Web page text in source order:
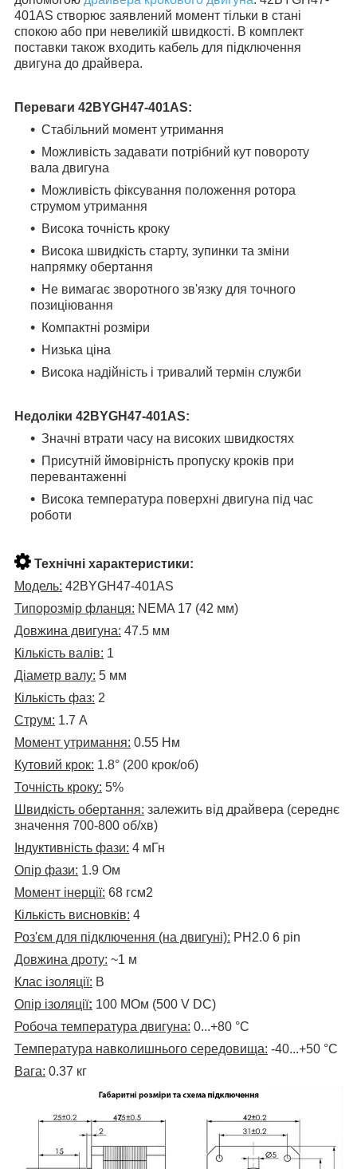
401AS створює заявлений момент тільки в стані
спокою або при невеликій швидкості. В комплект
поставки також входить кабель для підключення
двигуна до драйвера.
Переваги 42BYGH47-401AS:
Стабільний момент утримання
Можливість задавати потрібний кут повороту
вала двигуна
Можливість фіксування положення ротора
струмом утримання
Висока точність кроку
Висока швидкість старту, зупинки та зміни
напрямку обертання
Не вимагає зворотного зв'язку для точного
позиціювання
Компактні розміри
Низька ціна
Висока надійність і тривалий термін служби
Недоліки 42BYGH47-401AS:
Значні втрати часу на високих швидкостях
Присутній ймовірність пропуску кроків при
перевантаженні
Висока температура поверхні двигуна під час
роботи
Технічні характеристики:
Модель: 42BYGH47-401AS
Типорозмір фланця: NEMA 17 (42 мм)
Довжина двигуна: 47.5 мм
Кількість валів: 1
Діаметр валу: 5 мм
Кількість фаз: 2
Струм: 1.7 А
Момент утримання: 0.55 Нм
Кутовий крок: 1.8° (200 крок/об)
Точність кроку: 5%
Швидкість обертання: залежить від драйвера (середнє
значення 700-800 об/хв)
Індуктивність фази: 4 мГн
Опір фази: 1.9 Ом
Момент інерції: 68 гсм2
Кількість висновків: 4
Роз'єм для підключення (на двигуні): PH2.0 6 pin
Довжина дроту: ~1 м
Клас ізоляції: В
Опір ізоляції: 100 МОм (500 V DC)
Робоча температура двигуна: 0...+80 °C
Температура навколишнього середовища: -40...+50 °C
Вага: 0.37 кг